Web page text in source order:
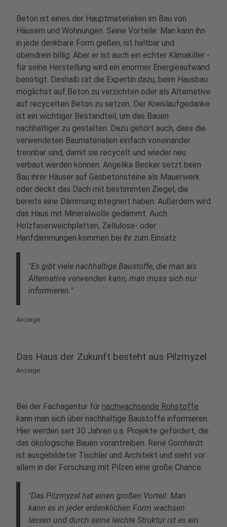
Beton ist eines der Hauptmaterialien im Bau von
Häusern und Wohnungen. Seine Vorteile: Man kann ihn
in jede denkbare Form gießen, ist haltbar und
obendrein billig. Aber er ist auch ein echter Klimakiller -
für seine Herstellung wird ein enormer Energieaufwand
benötigt. Deshalb rät die Expertin dazu, beim Hausbau
möglichst auf Beton zu verzichten oder als Alternative
auf recycelten Beton zu setzen. Der Kreislaufgedanke
ist ein wichtiger Bestandteil, um das Bauen
nachhaltiger zu gestalten. Dazu gehört auch, dass die
verwendeten Baumaterialien einfach voneinander
trennbar sind, damit sie recycelt und wieder neu
verbaut werden können. Angelika Becker setzt beim
Bau ihrer Häuser auf Gasbetonsteine als Mauerwerk
oder deckt das Dach mit bestimmten Ziegel, die
bereits eine Dämmung integriert haben. Außerdem wird
das Haus mit Mineralwolle gedämmt. Auch
Holzfaserweichplatten, Zellulose- oder
Hanfdämmungen kommen bei ihr zum Einsatz.
"Es gibt viele nachhaltige Baustoffe, die man als
Alternative verwenden kann, man muss sich nur
informieren."
Anzeige
Das Haus der Zukunft besteht aus Pilzmyzel
Anzeige
Bei der Fachagentur für nachwachsende Rohstoffe
kann man sich über nachhaltige Baustoffe informieren.
Hier werden seit 30 Jahren u.a. Projekte gefördert, die
das ökologische Bauen vorantreiben. René Görnhardt
ist ausgebildeter Tischler und Architekt und sieht vor
allem in der Forschung mit Pilzen eine große Chance.
"Das Pilzmyzel hat einen großen Vorteil: Man
kann es in jeder erdenklichen Form wachsen
lassen und durch seine leichte Struktur ist es ein